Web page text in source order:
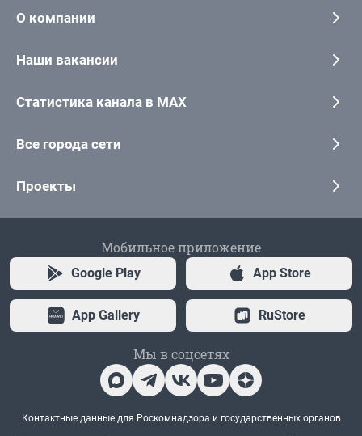
О компании
Наши вакансии
Статистика канала в MAX
Все города сети
Проекты
Мобильное приложение
Google Play App Store
App Gallery RuStore
Мы в соцсетях
Контактные данные для Роскомнадзора и государственных органов